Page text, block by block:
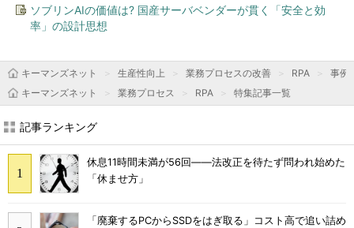
ソブリンAIの価値は? 国産サーバベンダーが貫く「安全と効
率」の設計思想
キーマンズネット 生産性向上 業務プロセスの改善 RPA
事例
キーマンズネット
業務プロセス RPA 特集記事一覧
記事ランキング
休息11時間未満が56回――法改正を待たず問われ始めた
「休ませ方」
「廃棄するPCからSSDをはぎ取る」コスト高で追い詰め